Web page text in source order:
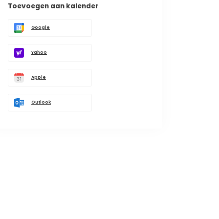
Toevoegen aan kalender
Google
Yahoo
Apple
Outlook